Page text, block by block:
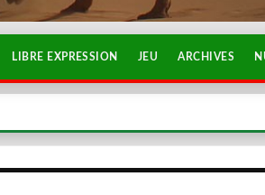
LIBRE EXPRESSION JEU ARCHIVES